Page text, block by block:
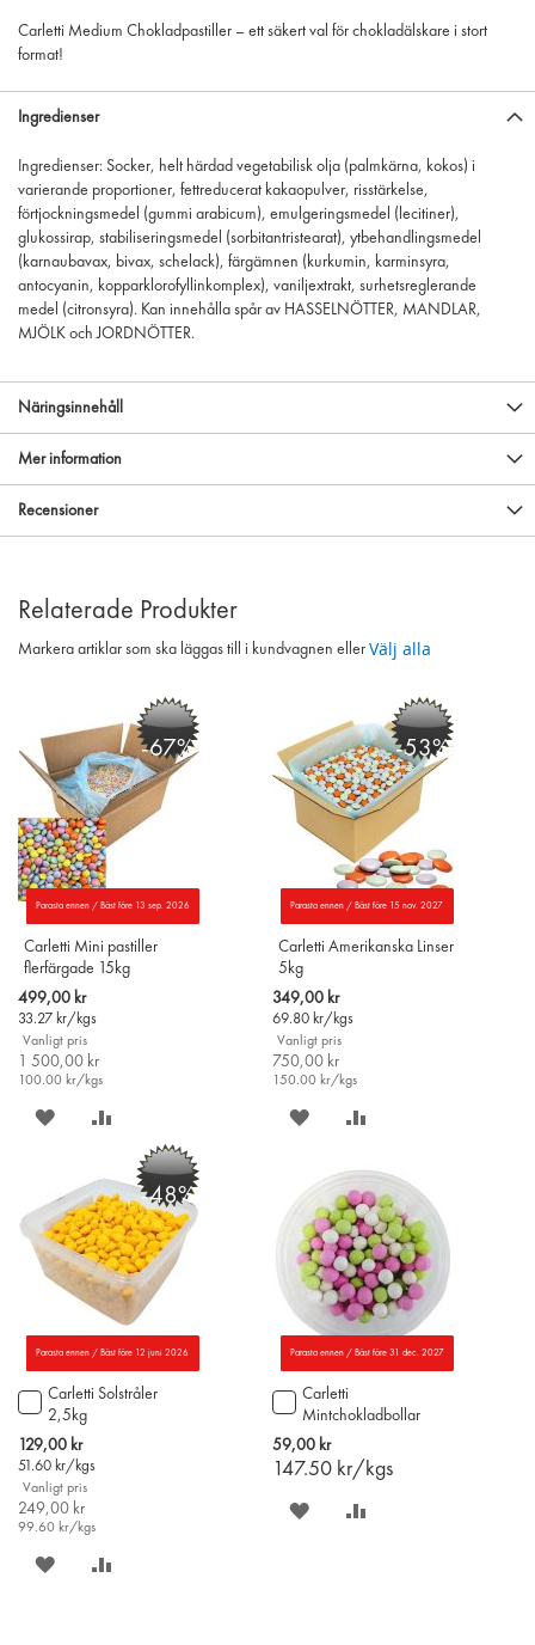
Carletti Medium Chokladpastiller – ett säkert val för chokladälskare i stort
format!
Ingredienser
Ingredienser: Socker, helt härdad vegetabilisk olja (palmkärna, kokos) i
varierande proportioner, fettreducerat kakaopulver, risstärkelse,
förtjockningsmedel (gummi arabicum), emulgeringsmedel (lecitiner),
glukossirap, stabiliseringsmedel (sorbitantristearat), ytbehandlingsmedel
(karnaubavax, bivax, schelack), färgämnen (kurkumin, karminsyra,
antocyanin, kopparklorofyllinkomplex), vaniljextrakt, surhetsreglerande
medel (citronsyra). Kan innehålla spår av HASSELNÖTTER, MANDLAR,
MJÖLK och JORDNÖTTER.
Näringsinnehåll
Mer information
Recensioner
Relaterade Produkter
Markera artiklar som ska läggas till i kundvagnen eller Välj alla
Parasta ennen / Bäst före 13 sep. 2026
-67%
Carletti Mini pastiller
flerfärgade 15kg
Special
Price
499,00 kr
33.27 kr/kgs
Vanligt pris
1 500,00 kr
100.00 kr/kgs
SPARA
ÖNSKELISTAN
JÄMFÖR
Parasta ennen / Bäst före 15 nov. 2027
-53%
Carletti Amerikanska Linser
5kg
Special
Price
349,00 kr
69.80 kr/kgs
Vanligt pris
750,00 kr
150.00 kr/kgs
SPARA
ÖNSKELISTAN
JÄMFÖR
Parasta ennen / Bäst före 12 juni 2026
-48%
Carletti Solstråler
2,5kg
Special
Price
129,00 kr
51.60 kr/kgs
Vanligt pris
249,00 kr
99.60 kr/kgs
Lägg
till
i
varukorgen
SPARA
Parasta ennen / Bäst före 31 dec. 2027
Carletti
Mintchokladbollar
400g
59,00 kr
147.50 kr/kgs
Lägg
till
i
varukorgen
SPARA